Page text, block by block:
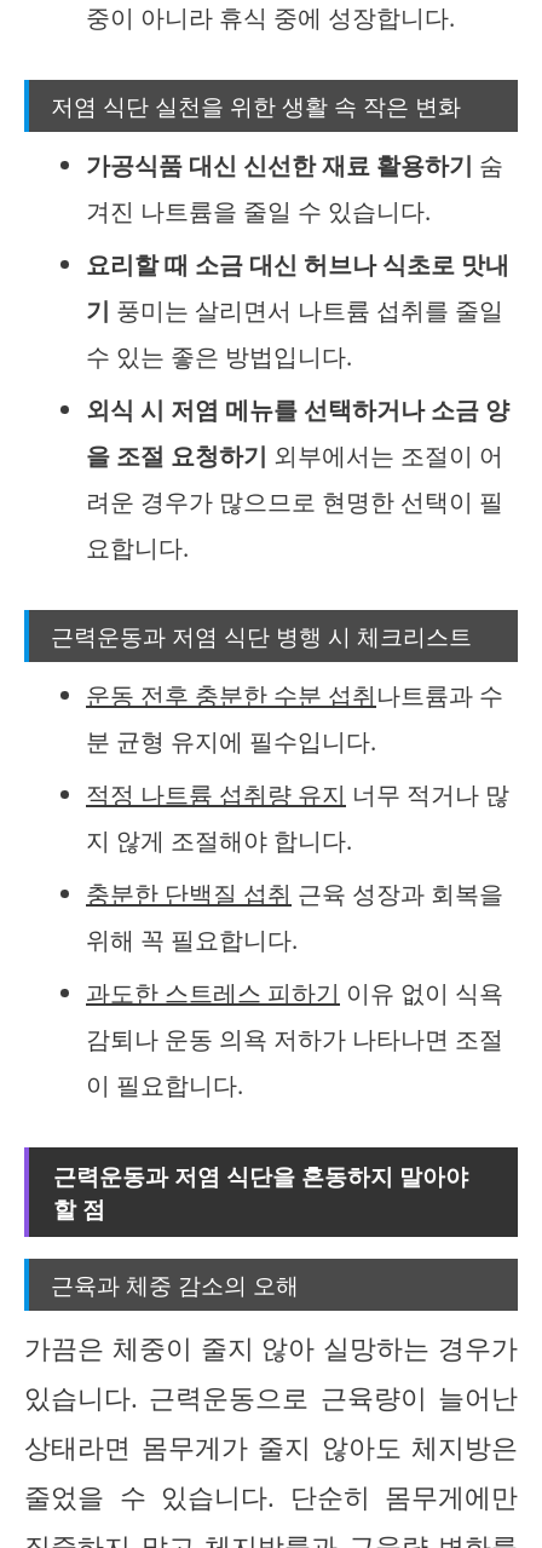
중이 아니라 휴식 중에 성장합니다.
저염 식단 실천을 위한 생활 속 작은 변화
가공식품 대신 신선한 재료 활용하기 숨
겨진 나트륨을 줄일 수 있습니다.
요리할 때 소금 대신 허브나 식초로 맛내
기 풍미는 살리면서 나트륨 섭취를 줄일
수 있는 좋은 방법입니다.
외식 시 저염 메뉴를 선택하거나 소금 양
을 조절 요청하기 외부에서는 조절이 어
려운 경우가 많으므로 현명한 선택이 필
요합니다.
근력운동과 저염 식단 병행 시 체크리스트
운동 전후 충분한 수분 섭취나트륨과 수
분 균형 유지에 필수입니다.
적정 나트륨 섭취량 유지 너무 적거나 많
지 않게 조절해야 합니다.
충분한 단백질 섭취 근육 성장과 회복을
위해 꼭 필요합니다.
과도한 스트레스 피하기 이유 없이 식욕
감퇴나 운동 의욕 저하가 나타나면 조절
이 필요합니다.
근력운동과 저염 식단을 혼동하지 말아야
할 점
근육과 체중 감소의 오해
가끔은 체중이 줄지 않아 실망하는 경우가
있습니다. 근력운동으로 근육량이 늘어난
상태라면 몸무게가 줄지 않아도 체지방은
줄었을 수 있습니다. 단순히 몸무게에만